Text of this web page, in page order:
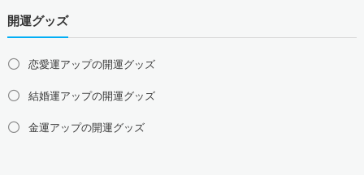
山口県の占い師募集・求人
四国地方の占い師募集・求人
愛媛県の占い師募集・求人
九州地方の占い師募集・求人
開運グッズ
恋愛運アップの開運グッズ
結婚運アップの開運グッズ
金運アップの開運グッズ